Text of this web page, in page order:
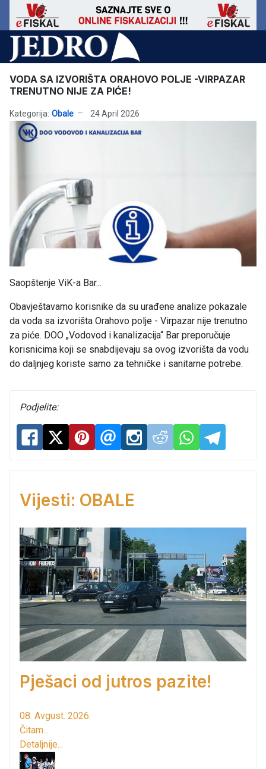
VODA SA IZVORIŠTA ORAHOVO POLJE -VIRPAZAR
TRENUTNO NIJE ZA PIĆE!
Kategorija: Obale 24 April 2026
Saopštenje ViK-a Bar...
Obavještavamo korisnike da su urađene analize pokazale
da voda sa izvorišta Orahovo polje - Virpazar nije trenutno
za piće. DOO „Vodovod i kanalizacija“ Bar preporučuje
korisnicima koji se snabdijevaju sa ovog izvorišta da vodu
do daljnjeg koriste samo za tehničke i sanitarne potrebe.
Podjelite:
Vijesti: OBALE
Pješaci od jutros pazite!
08. Avgust. 2026.
Čitam...
Detaljnije...